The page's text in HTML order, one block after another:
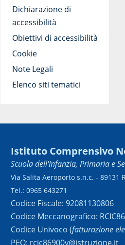
Dichiarazione di
accessibilità
Obiettivi di accessibilità
Cookie
Note Legali
Elenco siti tematici
Istituto Comprensivo
Scuola dell'Infanzia, Primaria e
Via Salita Aeroporto s.n.c. - 89131
Tel.: 0965 643271
Codice Fiscale: 92081130806
Codice Meccanografico:
Codice Univoco (fatturazione
PEO: rcic86900v@istruzione.it